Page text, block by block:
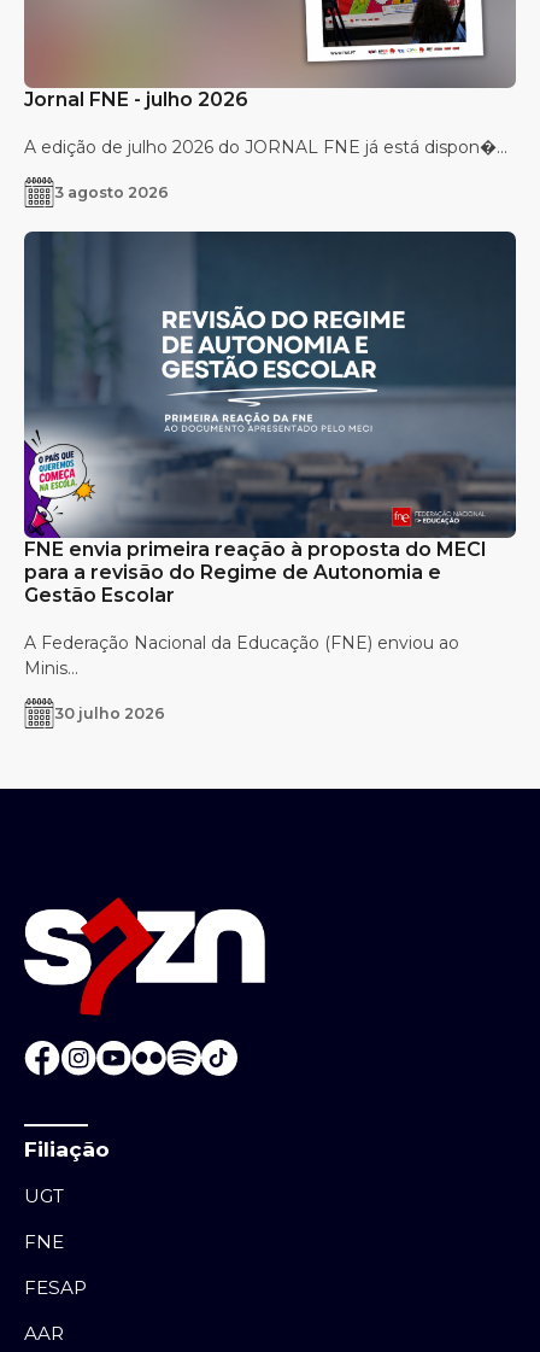
Jornal FNE - julho 2026
A edição de julho 2026 do JORNAL FNE já está dispon�...
3 agosto 2026
FNE envia primeira reação à proposta do MECI
para a revisão do Regime de Autonomia e
Gestão Escolar
A Federação Nacional da Educação (FNE) enviou ao
Minis...
30 julho 2026
Filiação
UGT
FNE
FESAP
AAR